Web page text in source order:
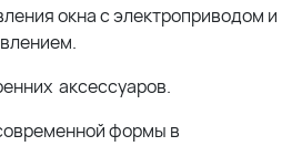
окна с электроприводом и
аксессуаров.
формы в